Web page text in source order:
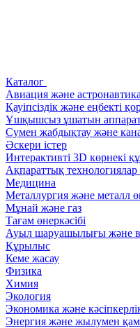
Каталог
Авиация және астронавтика
Қауіпсіздік және еңбекті
Ұшқышсыз ұшатын
Сумен жабдықтау және
Әскери істер
Интерактивті 3D көрнекі
Ақпараттық
Медицина
Металлургия және металл
Мұнай және газ
Тағам өнеркәсібі
Ауыл шаруашылығы және
Құрылыс
Кеме жасау
Физика
Химия
Экология
Экономика және
Энергия және жылумен